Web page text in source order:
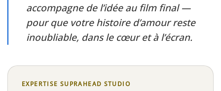
accompagne de l’idée au film final —
pour que votre histoire d’amour reste
inoubliable, dans le cœur et à l’écran.
EXPERTISE SUPRAHEAD STUDIO